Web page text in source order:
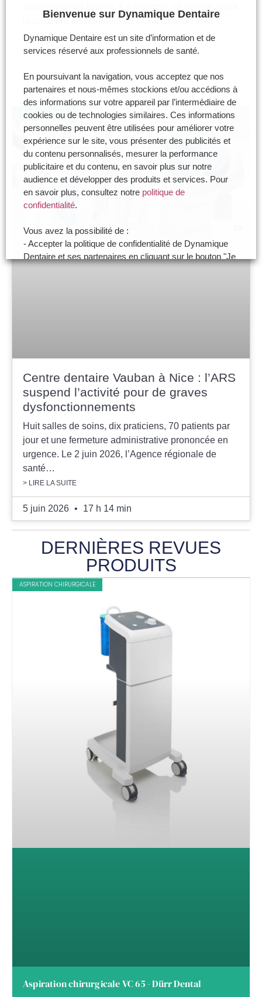
la chambre disciplinaire de l’Ordre contre elle.
L’affaire, récemment jugée, illustre…
> LIRE LA SUITE
5 juin 2026 17 h 46 min
FAITS DIVERS
Centre dentaire Vauban à Nice : l’ARS
suspend l’activité pour de graves
dysfonctionnements
Huit salles de soins, dix praticiens, 70 patients par
jour et une fermeture administrative prononcée en
urgence. Le 2 juin 2026, l’Agence régionale de
santé…
> LIRE LA SUITE
5 juin 2026 17 h 14 min
DERNIÈRES REVUES
PRODUITS
ASPIRATION CHIRURGICALE
Aspiration chirurgicale VC 65 - Dürr Dental
Bienvenue sur Dynamique Dentaire
Dynamique Dentaire est un site d’information et de
services réservé aux professionnels de santé.
En poursuivant la navigation, vous acceptez que nos
partenaires et nous-mêmes stockions et/ou accédions à
des informations sur votre appareil par l’intermédiaire de
cookies ou de technologies similaires. Ces informations
personnelles peuvent être utilisées pour améliorer votre
expérience sur le site, vous présenter des publicités et
du contenu personnalisés, mesurer la performance
publicitaire et du contenu, en savoir plus sur notre
audience et développer des produits et services. Pour
en savoir plus, consultez notre politique de
confidentialité.
Vous avez la possibilité de :
- Accepter la politique de confidentialité de Dynamique
Dentaire et ses partenaires en cliquant sur le bouton "Je
Je certifie être un professionnel de
santé et accepte la politique de